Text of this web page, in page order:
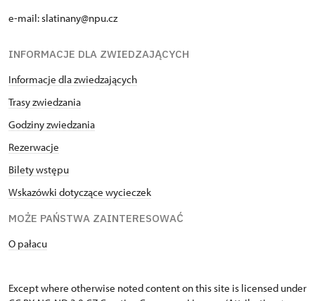
e-mail: slatinany@npu.cz
INFORMACJE DLA ZWIEDZAJĄCYCH
Informacje dla zwiedzających
Trasy zwiedzania
Godziny zwiedzania
Rezerwacje
Bilety wstępu
Wskazówki dotyczące wycieczek
MOŻE PAŃSTWA ZAINTERESOWAĆ
O pałacu
Except where otherwise noted content on this site is licensed under